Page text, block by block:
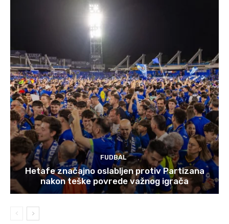
FUDBAL
Hetafe značajno oslabljen protiv Partizana
nakon teške povrede važnog igrača